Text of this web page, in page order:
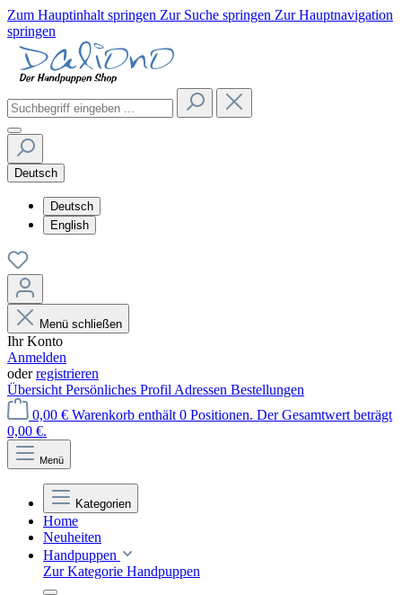
Zum Hauptinhalt springen Zur Suche springen Zur Hauptnavigation
springen
Deutsch
Deutsch
English
Menü schließen
Ihr Konto
Anmelden
oderregistrieren
Übersicht Persönliches Profil Adressen Bestellungen
0,00 € Warenkorb enthält 0 Positionen. Der Gesamtwert beträgt
0,00 €.
Menü
Kategorien
Home
Neuheiten
Handpuppen
Zur Kategorie Handpuppen